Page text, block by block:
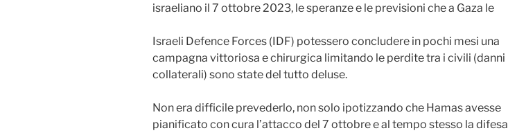
israeliano il 7 ottobre 2023, le speranze e le previsioni che a Gaza le
Israeli Defence Forces (IDF) potessero concludere in pochi mesi una
campagna vittoriosa e chirurgica limitando le perdite tra i civili (danni
collaterali) sono state del tutto deluse.
Non era difficile prevederlo, non solo ipotizzando che Hamas avesse
pianificato con cura l’attacco del 7 ottobre e al tempo stesso la difesa